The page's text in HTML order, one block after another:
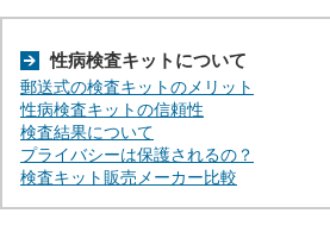
性病検査キットについて
郵送式の検査キットのメリット
性病検査キットの信頼性
検査結果について
プライバシーは保護されるの？
検査キット販売メーカー比較